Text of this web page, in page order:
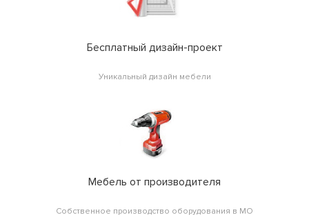
Бесплатный дизайн-проект
Уникальный дизайн мебели
Мебель от производителя
Собственное производство оборудования в МО